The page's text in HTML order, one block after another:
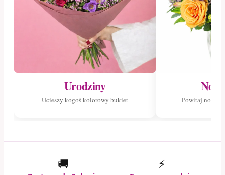
Urodziny
Ucieszy kogoś kolorowy bukiet Powitaj
🚚 ⚡